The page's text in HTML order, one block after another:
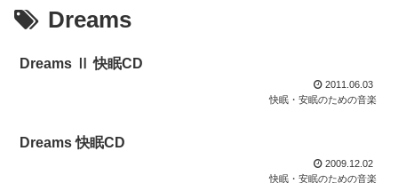
Dreams
Dreams Ⅱ 快眠CD
2011.06.03
快眠・安眠のための音楽
Dreams 快眠CD
2009.12.02
快眠・安眠のための音楽